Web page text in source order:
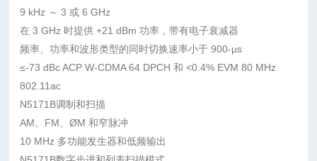
9 kHz ～ 3 或 6 GHz
在 3 GHz 时提供 +21 dBm 功率，带有电子衰减器
频率、功率和波形类型的同时切换速率小于 900-µs
≤-73 dBc ACP W-CDMA 64 DPCH 和 <0.4% EVM 80 MHz
802.11ac
N5171B调制和扫描
AM、FM、ØM 和窄脉冲
10 MHz 多功能发生器和低频输出